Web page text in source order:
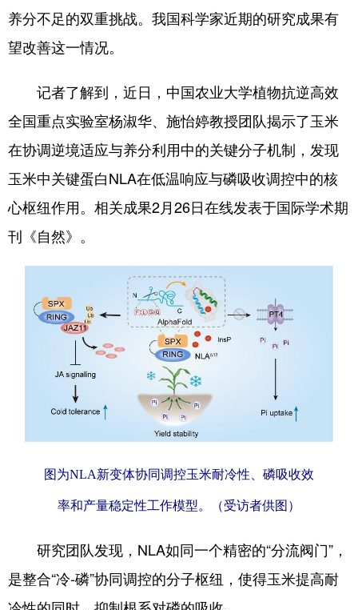
溯源中国
亚太网 上市公司 投教基地
地方频道
北京
吉林 上海
浙江 安徽 福建
湖北
广东 广西
四川 贵州 云南 西藏
陕西 甘肃 青海 宁夏
新疆 内蒙古 黑龙江
English Español Français عربى
Русский язык 日本語
养分不足的双重挑战。我国科学家近期的研究成果有
望改善这一情况。
记者了解到，近日，中国农业大学植物抗逆高效
全国重点实验室杨淑华、施怡婷教授团队揭示了玉米
在协调逆境适应与养分利用中的关键分子机制，发现
玉米中关键蛋白NLA在低温响应与磷吸收调控中的核
心枢纽作用。相关成果2月26日在线发表于国际学术期
刊《自然》。
图为NLA新变体协同调控玉米耐冷性、磷吸收效
率和产量稳定性工作模型。（受访者供图）
研究团队发现，NLA如同一个精密的“分流阀门”，
是整合“冷-磷”协同调控的分子枢纽，使得玉米提高耐